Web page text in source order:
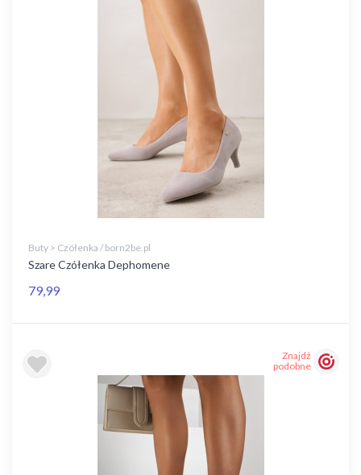
Buty > Czółenka / born2be.pl
Szare Czółenka Dephomene
79,99
Znajdź
podobne